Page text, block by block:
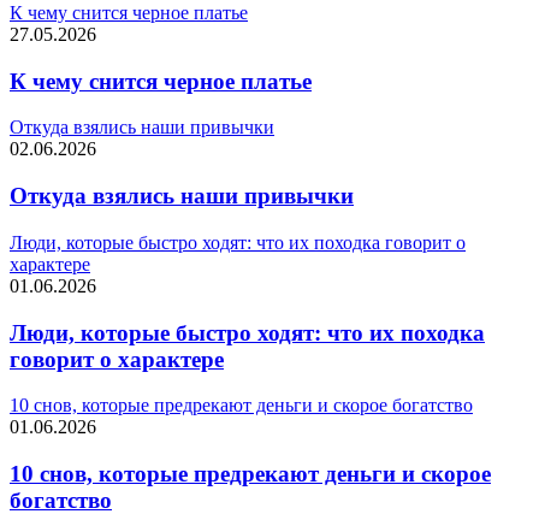
К чему снится черное платье
27.05.2026
К чему снится черное платье
Откуда взялись наши привычки
02.06.2026
Откуда взялись наши привычки
Люди, которые быстро ходят: что их походка говорит о
характере
01.06.2026
Люди, которые быстро ходят: что их походка
говорит о характере
10 снов, которые предрекают деньги и скорое богатство
01.06.2026
10 снов, которые предрекают деньги и скорое
богатство